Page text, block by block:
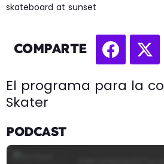
skateboard at sunset
COMPARTE
El programa para la
Skater
PODCAST